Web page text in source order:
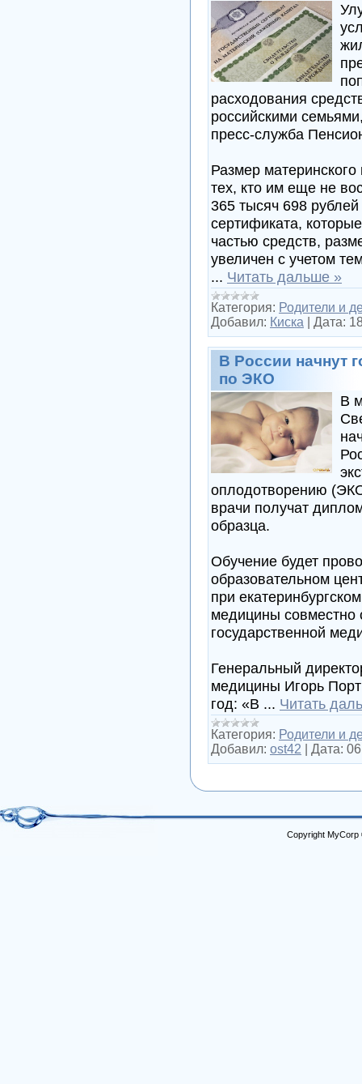
расходования
российскими
пресс-служба
Размер
тех, кто им еще не
365 тысяч 698
сертификата,
частью средств,
увеличен с учетом
... Читать дальше »
Категория: Родители и
Добавил: Киска Дата:
В России начнут
по ЭКО
В
оплодотворению
врачи получат
образца.
Обучение будет
образовательном
при
медицины совместно
государственной
Генеральный
медицины Игорь
год: «В ... Читать
Категория: Родители и
Добавил: ost42 Дата:
Copyright MyCorp